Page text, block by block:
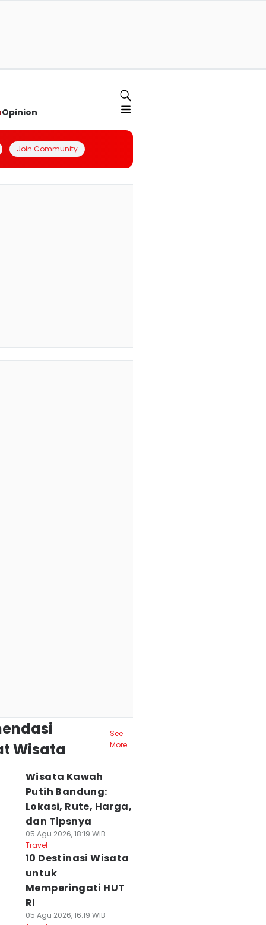
Opinion
Join Community
Wisata
See
More
Wisata Kawah
Putih Bandung:
Lokasi, Rute, Harga,
dan Tipsnya
05 Agu 2026, 18:19 WIB
Travel
10 Destinasi Wisata
untuk
Memperingati HUT
RI
05 Agu 2026, 16:19 WIB